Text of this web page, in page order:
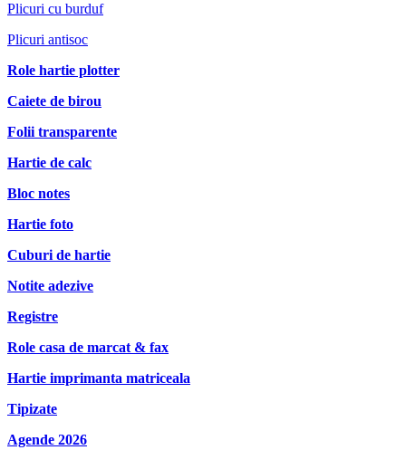
Plicuri cu burduf
Plicuri antisoc
Role hartie plotter
Caiete de birou
Folii transparente
Hartie de calc
Bloc notes
Hartie foto
Cuburi de hartie
Notite adezive
Registre
Role casa de marcat & fax
Hartie imprimanta matriceala
Tipizate
Agende 2026